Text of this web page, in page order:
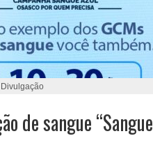
de sangue “Sangue